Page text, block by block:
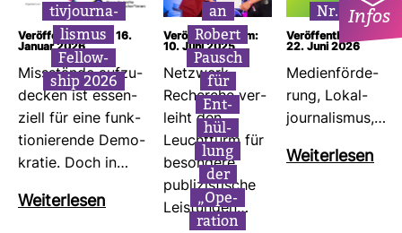
ti­vjour­na­
lismus
Fel­low­
ship 2026
Veröffentlicht am: 16.
Januar 2026
Miss­stände auf­zu­
de­cken ist essen­
ziell für eine funk­
tio­nie­rende Demo­
kratie. Doch in…
Wei­ter­lesen
an
Robert
Pausch
für
Ent­
hül­
lung
der
„Ope­
ra­tion
Veröffentlicht am:
10. Juni 2025
Netz­werk
Recherche ver­
leiht den
Leucht­turm für
beson­dere
publi­zis­ti­sche
Leis­tungen…
Nr. 37
Veröffentlicht am:
22. Juni 2026
Medi­en­för­de­
rung, Lokal­
jour­na­lismus,…
Wei­ter­lesen
Infos